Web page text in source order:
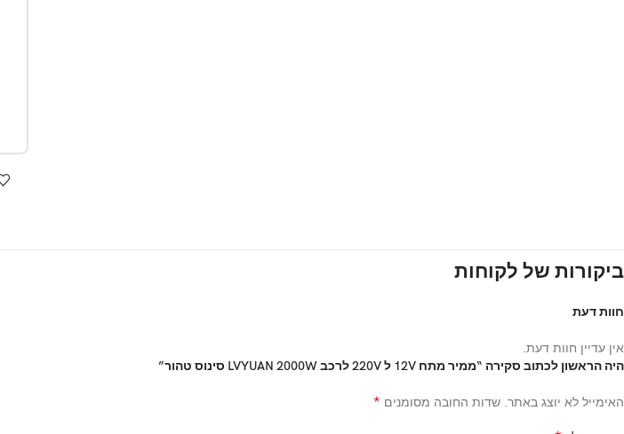
ביקורות של לקוחות
חוות דעת
אין עדיין חוות דעת.
היה הראשון לכתוב סקירה “ממיר מתח 12V ל 220V לרכב LVYUAN 2000W סינוס טהור”
האימייל לא יוצג באתר. שדות החובה מסומנים *